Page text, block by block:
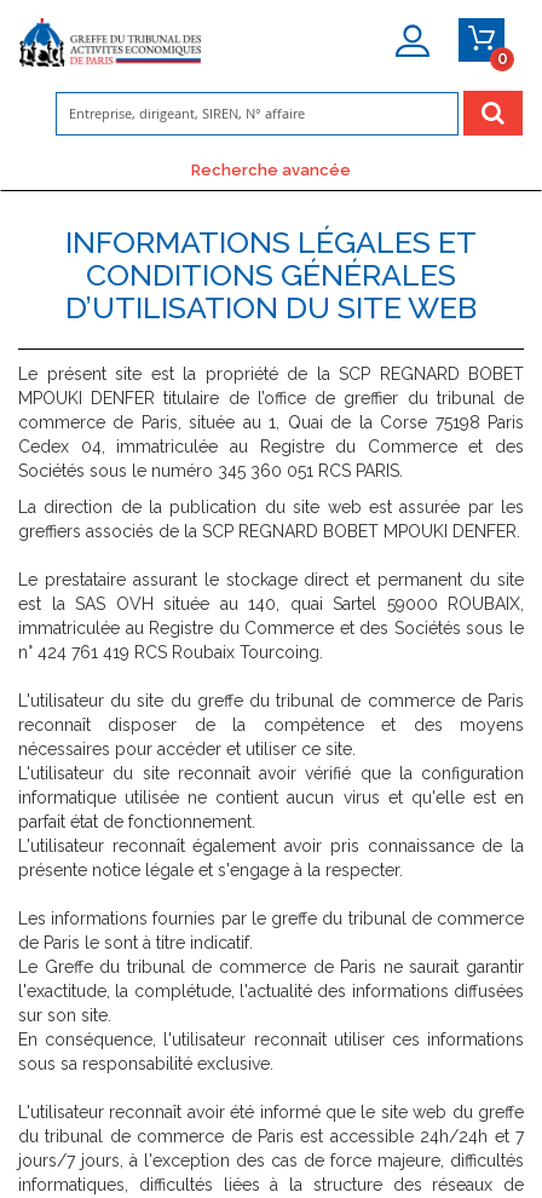
0
Recherche avancée
INFORMATIONS LÉGALES ET
CONDITIONS GÉNÉRALES
D’UTILISATION DU SITE WEB
Le présent site est la propriété de la SCP REGNARD BOBET
MPOUKI DENFER titulaire de l’office de greffier du tribunal de
commerce de Paris, située au 1, Quai de la Corse 75198 Paris
Cedex 04, immatriculée au Registre du Commerce et des
Sociétés sous le numéro 345 360 051 RCS PARIS.
La direction de la publication du site web est assurée par les
greffiers associés de la SCP REGNARD BOBET MPOUKI DENFER.
Le prestataire assurant le stockage direct et permanent du site
est la SAS OVH située au 140, quai Sartel 59000 ROUBAIX,
immatriculée au Registre du Commerce et des Sociétés sous le
n° 424 761 419 RCS Roubaix Tourcoing.
L'utilisateur du site du greffe du tribunal de commerce de Paris
reconnaît disposer de la compétence et des moyens
nécessaires pour accéder et utiliser ce site.
L'utilisateur du site reconnaît avoir vérifié que la configuration
informatique utilisée ne contient aucun virus et qu'elle est en
parfait état de fonctionnement.
L'utilisateur reconnaît également avoir pris connaissance de la
présente notice légale et s'engage à la respecter.
Les informations fournies par le greffe du tribunal de commerce
de Paris le sont à titre indicatif.
Le Greffe du tribunal de commerce de Paris ne saurait garantir
l'exactitude, la complétude, l'actualité des informations diffusées
sur son site.
En conséquence, l'utilisateur reconnaît utiliser ces informations
sous sa responsabilité exclusive.
L'utilisateur reconnaît avoir été informé que le site web du greffe
du tribunal de commerce de Paris est accessible 24h/24h et 7
jours/7 jours, à l'exception des cas de force majeure, difficultés
informatiques, difficultés liées à la structure des réseaux de